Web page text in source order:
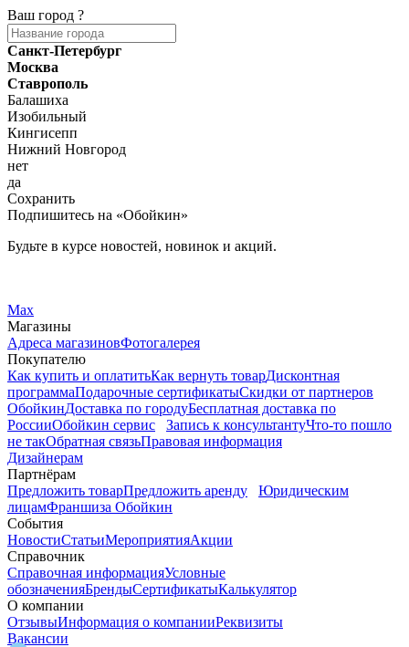
Ваш город ?
Санкт-Петербург
Москва
Ставрополь
Балашиха
Изобильный
Кингисепп
Нижний Новгород
нет
да
Сохранить
Подпишитесь на «Обойкин»
Будьте в курсе новостей, новинок и акций.
Max
Магазины
Адреса магазиновФотогалерея
Покупателю
Как купить и оплатитьКак вернуть товарДисконтная
программаПодарочные сертификатыСкидки от партнеров
ОбойкинДоставка по городуБесплатная доставка по
РоссииОбойкин сервис Запись к консультантуЧто-то пошло
не такОбратная связьПравовая информация
Дизайнерам
Партнёрам
Предложить товарПредложить аренду
Юридическим
лицамФраншиза Обойкин
События
НовостиСтатьиМероприятияАкции
Справочник
Справочная информацияУсловные
обозначенияБрендыСертификатыКалькулятор
О компании
ОтзывыИнформация о компанииРеквизиты
Вакансии